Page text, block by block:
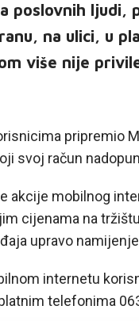
poslovnih ljudi,
na ulici, u
više nije
pripremio
svoj račun
akcije mobilnog
cijenama na
upravo
internetu
telefonima